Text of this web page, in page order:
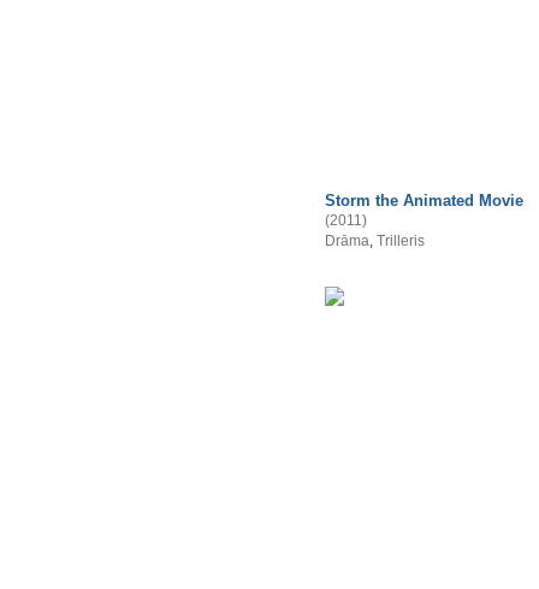
Storm the Animated Movie
(2011)
Drāma, Trilleris